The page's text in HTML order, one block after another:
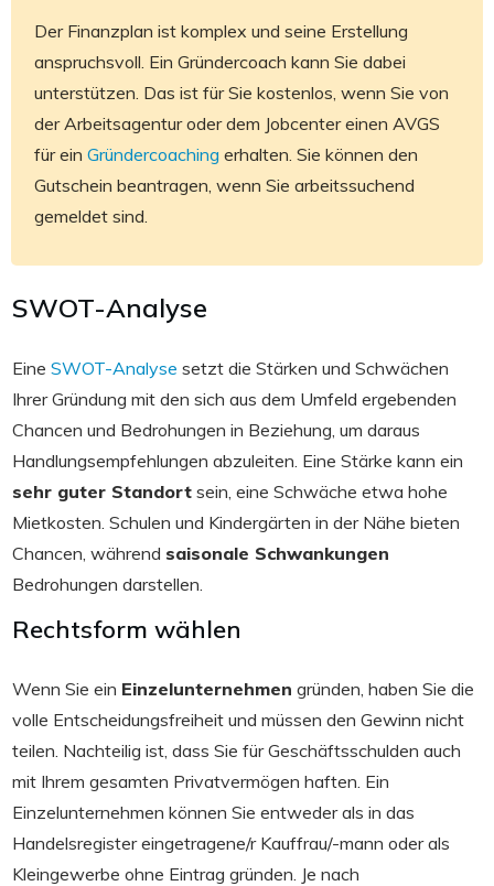
Der Finanzplan ist komplex und seine Erstellung
anspruchsvoll. Ein Gründercoach kann Sie dabei
unterstützen. Das ist für Sie kostenlos, wenn Sie von
der Arbeitsagentur oder dem Jobcenter einen AVGS
für ein Gründercoaching erhalten. Sie können den
Gutschein beantragen, wenn Sie arbeitssuchend
gemeldet sind.
SWOT-Analyse
Eine SWOT-Analyse setzt die Stärken und Schwächen
Ihrer Gründung mit den sich aus dem Umfeld ergebenden
Chancen und Bedrohungen in Beziehung, um daraus
Handlungsempfehlungen abzuleiten. Eine Stärke kann ein
sehr guter Standort sein, eine Schwäche etwa hohe
Mietkosten. Schulen und Kindergärten in der Nähe bieten
Chancen, während saisonale Schwankungen
Bedrohungen darstellen.
Rechtsform wählen
Wenn Sie ein Einzelunternehmen gründen, haben Sie die
volle Entscheidungsfreiheit und müssen den Gewinn nicht
teilen. Nachteilig ist, dass Sie für Geschäftsschulden auch
mit Ihrem gesamten Privatvermögen haften. Ein
Einzelunternehmen können Sie entweder als in das
Handelsregister eingetragene/r Kauffrau/-mann oder als
Kleingewerbe ohne Eintrag gründen. Je nach